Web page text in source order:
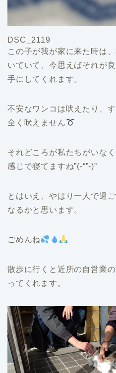
DSC_2119
この子が我が家に来た時は
いていて、今思えばそれが
手にしてくれます。
不安なワンコは吠えたり、
全く吠えません
それどころが私たちがいな
感じで寝てますね”(-“”-)”
とはいえ、やはり一人で過
なるかと思います。
ごめんね
散歩に行くと近所の自営業
ってくれます。